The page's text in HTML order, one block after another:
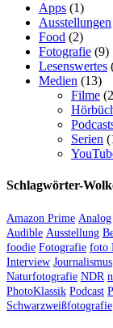
Apps (1)
Ausstellungen
Food (2)
Fotografie (9)
Lesenswertes
Medien (13)
Filme
Serien
Schlagwörter-
Amazon Prime Analog
Audible Ausstellung
foodie Fotografie foto
Interview Journalismus
Naturfotografie NDR
PhotoKlassik Podcast
Schwarzweißfotografie